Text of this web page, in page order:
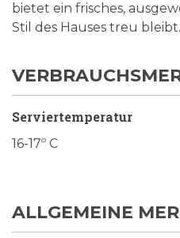
bietet ein frisches,
Stil des Hauses treu bleibt.
Serviertemperatur
16-17º C
ALLGEMEINE